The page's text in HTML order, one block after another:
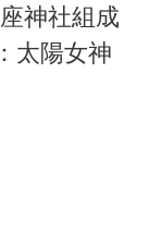
神社組成
太陽女神